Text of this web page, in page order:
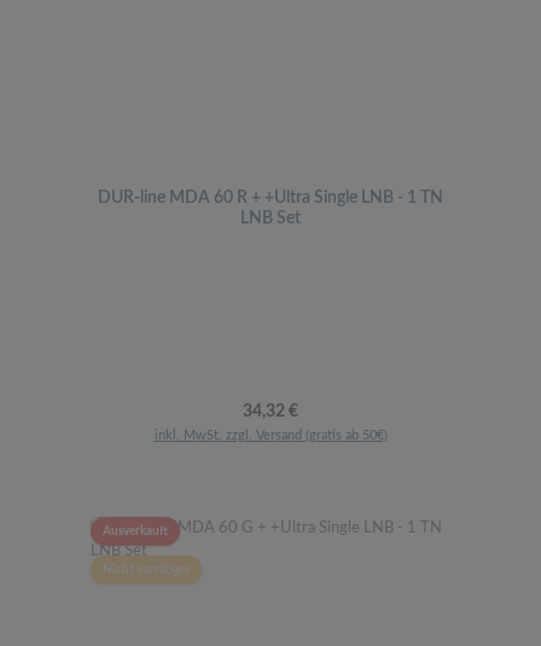
DUR-line MDA 60 R + +Ultra Single LNB - 1 TN
LNB Set
Regulärer Preis:
34,32 €
inkl. MwSt. zzgl. Versand (gratis ab 50€)
Ausverkauft
Nicht vorrätiges